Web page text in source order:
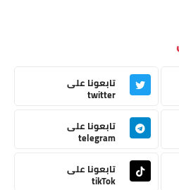
تابعونا على
twitter
تابعونا على
telegram
تابعونا على
tikTok